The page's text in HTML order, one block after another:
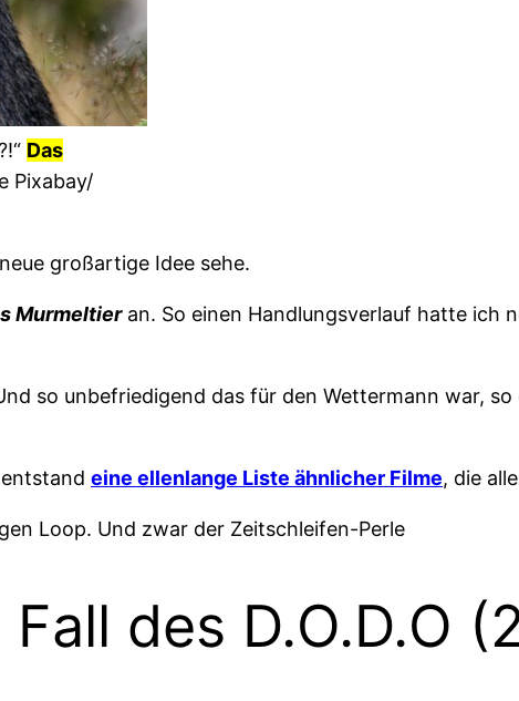
Das
Pixabay/
großartige Idee sehe.
Murmeltieran. So einen Handlungsverlauf hatte ich
so unbefriedigend das für den Wettermann war,
entstand eine ellenlange Liste ähnlicher Filme, die
Loop. Und zwar der Zeitschleifen-Perle
des D.O.D.O